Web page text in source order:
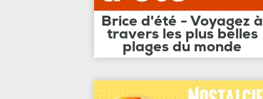
Brice d'été - Voyagez à
travers les plus belles
plages du monde